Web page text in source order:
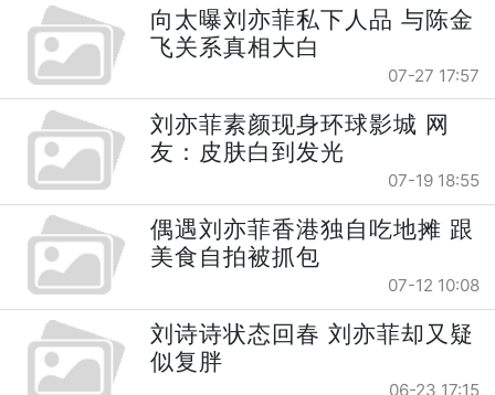
向太曝刘亦菲私下人品 与陈金
飞关系真相大白
07-27 17:57
刘亦菲素颜现身环球影城 网
友：皮肤白到发光
07-19 18:55
偶遇刘亦菲香港独自吃地摊 跟
美食自拍被抓包
07-12 10:08
刘诗诗状态回春 刘亦菲却又疑
似复胖
06-23 17:15